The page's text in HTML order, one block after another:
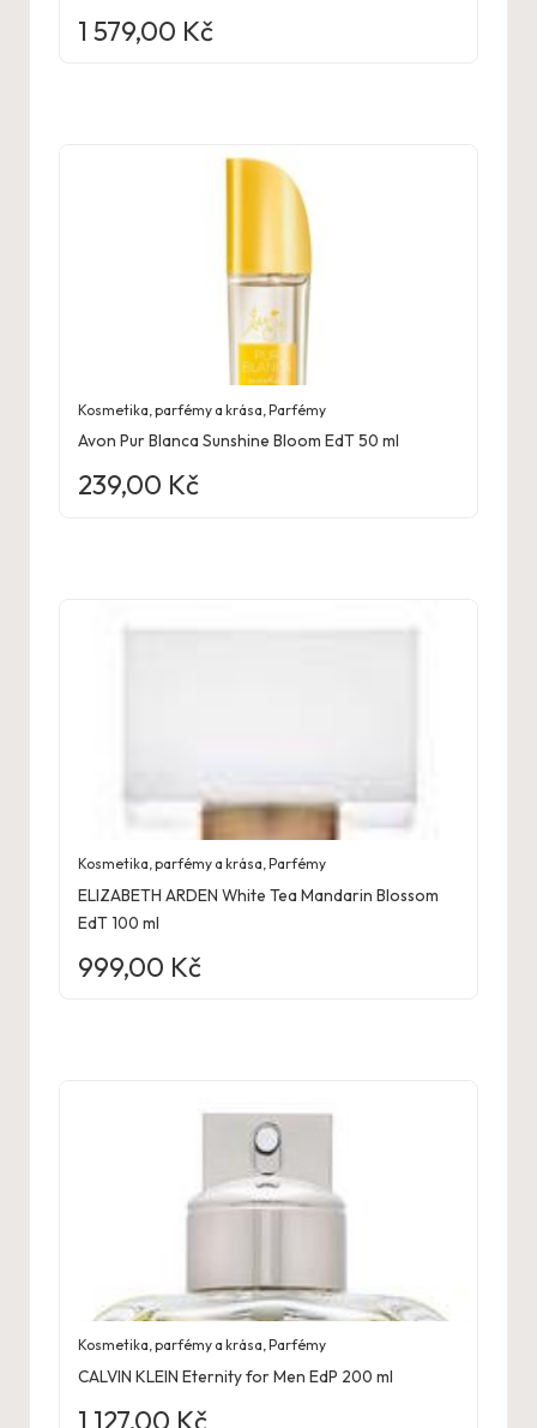
1 579,00 Kč
Kosmetika, parfémy a krása ,Parfémy
Avon Pur Blanca Sunshine Bloom EdT 50 ml
239,00 Kč
Kosmetika, parfémy a krása ,Parfémy
ELIZABETH ARDEN White Tea Mandarin Blossom
EdT 100 ml
999,00 Kč
Kosmetika, parfémy a krása,Parfémy
CALVIN KLEIN Eternity for Men EdP 200 ml
1 127,00 Kč